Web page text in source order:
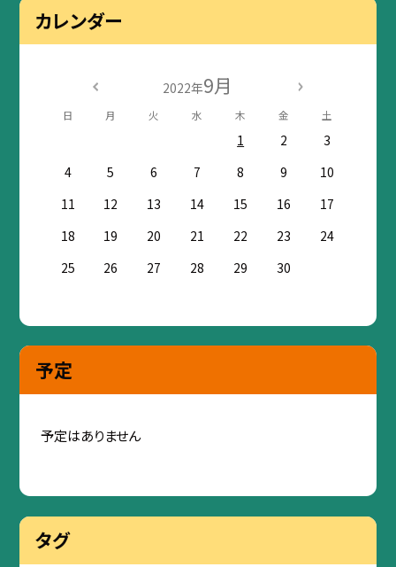
カレンダー
2022年9月
日 月 火 水 木 金 土
1 2
3
4
5 6 7 8 9
10
11
12 13 14 15 16
17
18
19 20 21 22 23
24
25
26 27 28 29 30
予定
予定はありません
タグ